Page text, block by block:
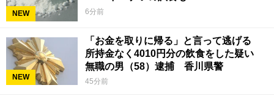
NEW 6分前
NEW
「お金を取りに帰る」と言って逃げる
所持金なく4010円分の飲食をした疑い
無職の男（58）逮捕 香川県警
45分前